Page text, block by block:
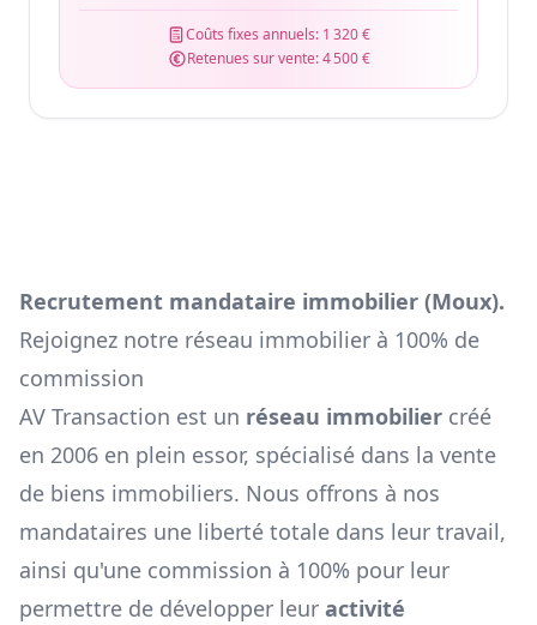
Coûts fixes annuels: 1 320 €
Retenues sur vente:4 500 €
Recrutement mandataire immobilier (Moux).
Rejoignez notre réseau immobilier à 100% de
commission
AV Transaction est un réseau immobilier créé
en 2006 en plein essor, spécialisé dans la vente
de biens immobiliers. Nous offrons à nos
mandataires une liberté totale dans leur travail,
ainsi qu'une commission à 100% pour leur
permettre de développer leur activité